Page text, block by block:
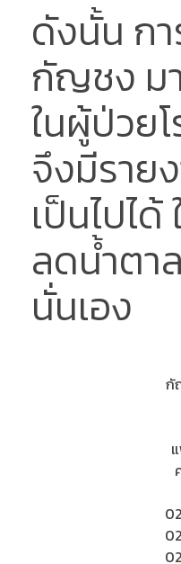
ดังนั้น ก
กัญชง ม
ในผู้ป่วย
จึงมีราย
เป็นไปไ
ลดน้ำตา
นั่นเอง
กั